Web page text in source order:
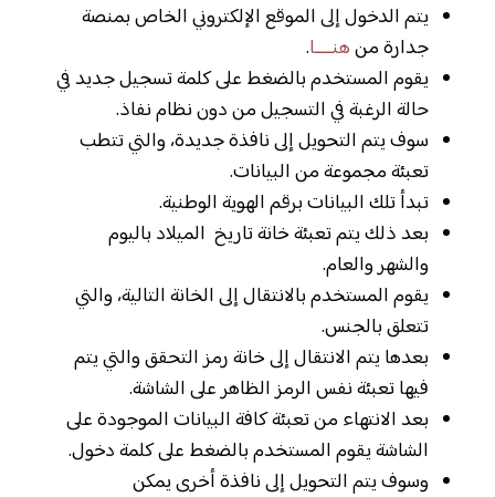
يتم الدخول إلى الموقع الإلكتروني الخاص بمنصة
جدارة منهنــــا.
يقوم المستخدم بالضغط على كلمة تسجيل جديد في
حالة الرغبة في التسجيل من دون نظام نفاذ.
سوف يتم التحويل إلى نافذة جديدة، والتي تتطب
تعبئة مجموعة من البيانات.
تبدأ تلك البيانات برقم الهوية الوطنية.
بعد ذلك يتم تعبئة خانة تاريخ الميلاد باليوم
والشهر والعام.
يقوم المستخدم بالانتقال إلى الخانة التالية، والتي
تتعلق بالجنس.
بعدها يتم الانتقال إلى خانة رمز التحقق والتي يتم
فيها تعبئة نفس الرمز الظاهر على الشاشة.
بعد الانتهاء من تعبئة كافة البيانات الموجودة على
الشاشة يقوم المستخدم بالضغط على كلمة دخول.
وسوف يتم التحويل إلى نافذة أخرى يمكن